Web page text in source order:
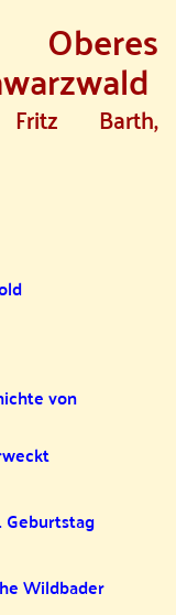
Oberes
Fritz Barth,
von
Geburtstag
Wildbader